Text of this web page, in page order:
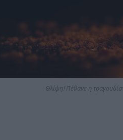
Θλίψη! Πέθανε η